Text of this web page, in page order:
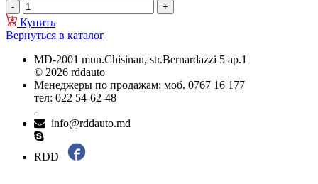
Купить
Вернуться в каталог
MD-2001 mun.Chisinau, str.Bernardazzi 5 ap.1
© 2026 rddauto
Менеджеры по продажам: моб. 0767 16 177
тел: 022 54-62-48
-
info@rddauto.md
RDD